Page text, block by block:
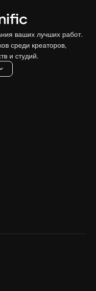
ваших лучших работ.
среди креаторов,
и студий.